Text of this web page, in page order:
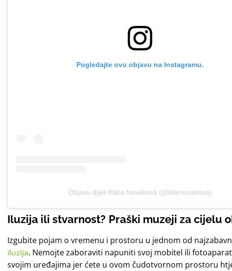
Pogledajte ovu objavu na Instagramu.
Objavu dijeli Klára Nováková (@klarnovakova)
Iluzija ili stvarnost? Praški muzeji za cijelu
Izgubite pojam o vremenu i prostoru u jednom od
iluzija. Nemojte zaboraviti napuniti svoj mobitel ili
svojim uređajima jer ćete u ovom čudotvornom prostoru